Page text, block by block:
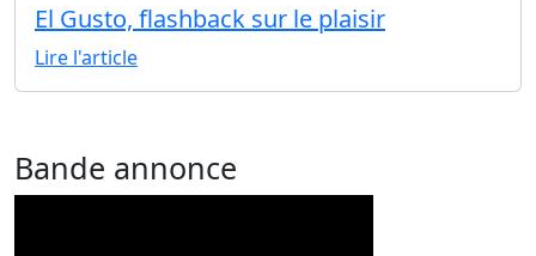
El Gusto, flashback sur le plaisir
Lire l'article
Bande annonce